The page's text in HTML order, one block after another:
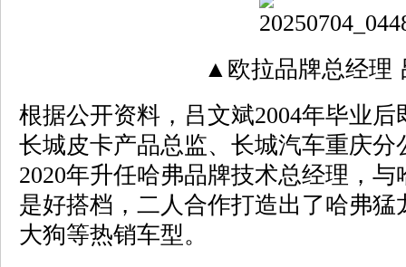
▲欧拉品牌总经理
根据公开资料，吕文斌2004年毕业
长城皮卡产品总监、长城汽车重庆
2020年升任哈弗品牌技术总经理，
是好搭档，二人合作打造出了哈弗
大狗等热销车型。